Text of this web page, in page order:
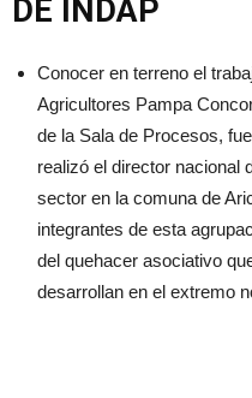
DE INDAP
Conocer en terreno el
Agricultores Pampa
de la Sala de Procesos,
realizó el director nacional
sector en la comuna de
integrantes de esta
del quehacer asociativo
desarrollan en el extremo